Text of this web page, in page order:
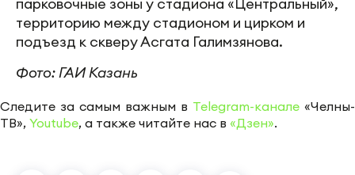
территорию между стадионом и цирком и
подъезд к скверу Асгата Галимзянова.
Фото: ГАИ Казань
Следите за самым важным в Telegram-канале «Челны-
ТВ», Youtube, а также читайте нас в «Дзен».